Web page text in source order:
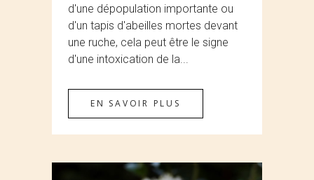
d'une dépopulation importante ou
d'un tapis d'abeilles mortes devant
une ruche, cela peut être le signe
d'une intoxication de la...
EN SAVOIR PLUS